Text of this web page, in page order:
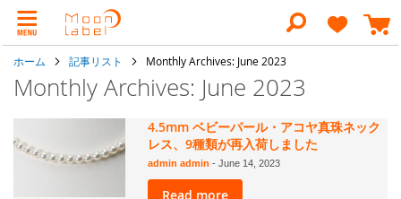
ン
テ
ン
検
索
ホーム 記事リスト Monthly Archives: June 2023
Monthly Archives: June 2023
4.5mm ベビーパール・アコヤ真珠ネック
レス、9種類が再入荷しました
admin admin- June 14, 2023
Read more